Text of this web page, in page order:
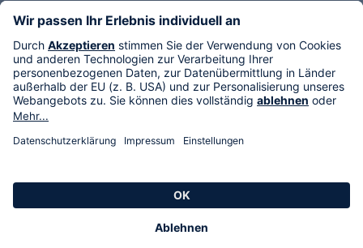
Im TV
HSE International